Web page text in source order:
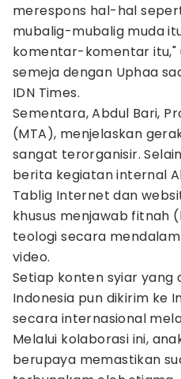
merespons hal-hal
mubalig-mubalig muda
komentar-komentar itu,"
semeja dengan Uphaa
IDN Times.
Sementara, Abdul Bari,
(MTA), menjelaskan
sangat terorganisir.
berita kegiatan internal
Tablig Internet dan
khusus menjawab fitnah
teologi secara
video.
Setiap konten syiar yang
Indonesia pun dikirim ke
secara internasional
Melalui kolaborasi ini,
berupaya memastikan